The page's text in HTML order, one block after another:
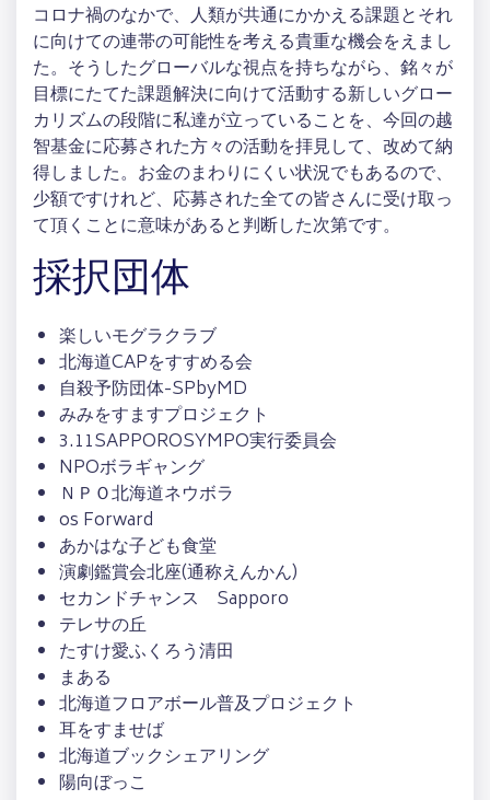
コロナ禍のなかで、人類が共通にかかえる課題とそれ
に向けての連帯の可能性を考える貴重な機会をえまし
た。そうしたグローバルな視点を持ちながら、銘々が
目標にたてた課題解決に向けて活動する新しいグロー
カリズムの段階に私達が立っていることを、今回の越
智基金に応募された方々の活動を拝見して、改めて納
得しました。お金のまわりにくい状況でもあるので、
少額ですけれど、応募された全ての皆さんに受け取っ
て頂くことに意味があると判断した次第です。
採択団体
楽しいモグラクラブ
北海道CAPをすすめる会
自殺予防団体-SPbyMD
みみをすますプロジェクト
3.11SAPPOROSYMPO実行委員会
NPOボラギャング
ＮＰＯ北海道ネウボラ
os Forward
あかはな子ども食堂
演劇鑑賞会北座(通称えんかん)
セカンドチャンス Sapporo
テレサの丘
たすけ愛ふくろう清田
まある
北海道フロアボール普及プロジェクト
耳をすませば
北海道ブックシェアリング
陽向ぼっこ